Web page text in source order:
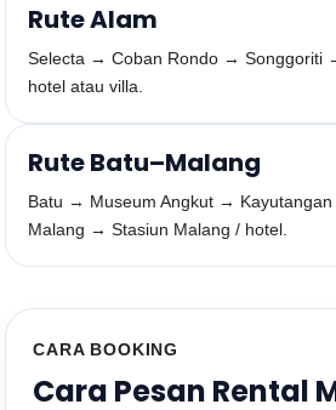
Rute Alam
Selecta → Coban Rondo → Songgoriti
hotel atau villa.
Rute Batu–Malang
Batu → Museum Angkut →
Malang → Stasiun Malang / hotel.
CARA BOOKING
Cara Pesan Rental